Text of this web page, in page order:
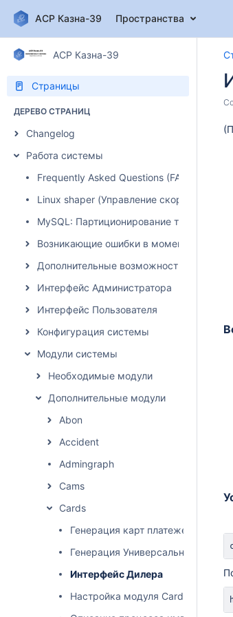
АСР Казна-39 Пространства
АСР Казна-39
Страницы
ДЕРЕВО СТРАНИЦ
Changelog
Работа системы
Frequently Asked Questions (FAQ)
Linux shaper (Управление скоростью)
MySQL: Партиционирование таблиц
Возникающие ошибки в момент
Дополнительные возможности системы
Интерфейс Администратора
Интерфейс Пользователя
Конфигурация системы
Модули системы
Необходимые модули
Дополнительные модули
Abon
Accident
Admingraph
Cams
Cards
Генерация карт платежей
Генерация Универсальных Карт
Интерфейс Дилера
Настройка модуля Cards